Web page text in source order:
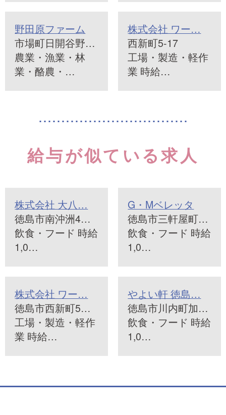
野田原ファーム
市場町日開谷野…
農業・漁業・林
業・酪農・…
株式会社 ワー…
西新町5-17
工場・製造・軽作
業 時給…
給与が似ている求人
株式会社 大八…
徳島市南沖洲4…
飲食・フード 時給
1,0…
G・Mベレッタ
徳島市三軒屋町…
飲食・フード 時給
1,0…
株式会社 ワー…
徳島市西新町5…
工場・製造・軽作
業 時給…
やよい軒 徳島…
徳島市川内町加…
飲食・フード 時給
1,0…